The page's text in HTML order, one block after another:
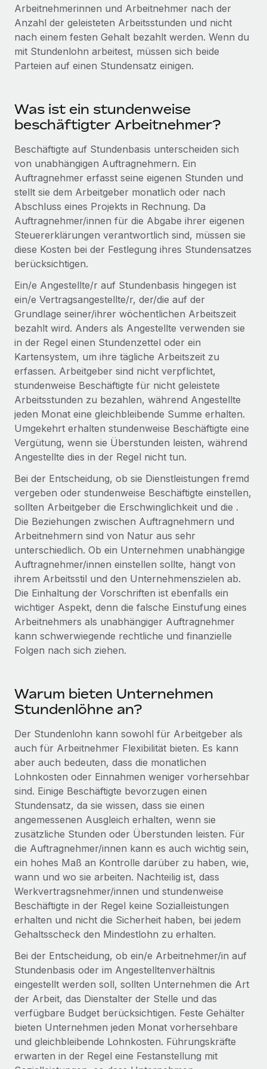
Globales Onboarding und Verwalten von
Freelancer:innen
PEO
Auslagern von komplexen HR-Aufgaben
Remote Embedded
Nahtlose Integration der HR in bestehende Abläufe
Plattform
Integrierte HR-Kernfunktionen für dein Team
Verknüpfen
Neu
Verknüpfung beliebiger KI-Tools mit Remote über unser
MCP
Integrationen
Prozessoptimierung mit unverzichtbaren Business-
DIENSTLEISTUNGEN
Frag unsere Expert:innen
Hilfe von Expert:innen für globale HR & Compliance
Background-Checks
Einfacheres Bewerber:innen-Screening
Compliance Watchtower
Lückenlose Compliance
Geräteverwaltung
Globale Bereitstellung und Verfolgung von IT-
Geräten
Gründung von Niederlassungen
Schnelle, rechtssichere Gründung von
Niederlassungen
Mobilität und Relocation
Mühelose Relocation von Mitarbeiter:innen
Benefits
Mühelose Verwaltung von Benefits
WACHSTUMSPHASE
Startups
Agile HR- und Payroll-Lösungen für wachsende
Mittelstand
Maßgeschneiderte HR-Lösungen, um Teams zu
vergrößern
Enterprise
Globale HR für Konzerne und Großunternehmen
PARTNER WERDEN
Strategische Technologiepartner
Flexible Einbettung von Global-HR-Funktionen in deine
Plattform
Partner werden
Entdecke die Möglichkeiten einer Partnerschaft
Remote Build
Demnächst verfügbar
Beratung zu Integrationen und KI-Automatisierung
So hat der KI-Vorreiter Weaviate sein Team mit
Remote um 120 % vergrößert
Weaviate auf einen Blick Weaviate entwickelt KI-basierte
Open-Source-Infrastrukturen. Das...
Mehr erfahren
Strategische Partnerschaft zwischen
Reverse Tech und Remote für Contractor
Management und Payroll
Reverse Tech auf einen Blick Das Gesundheits- und
Wellness-Startup Reverse Tech hat das globale...
Mehr erfahren
Gesamtbeschäftigungskosten
Honorarzahlungen berechnen
Informationen zu möglichen Währungen und
Abwicklungsfristen für globale Freelancer:innen
LERNEN MIT REMOTE
Forschung und Leitfäden
Fallstudien
HR-Glossar
Checklisten und Vorlagen
Bibliothek für Stellenbeschreibungen
Webinare
Newsroom
Informationen zu Gehältern und Qualifikationen
Insights Center
Hol dir Unterstützung
Alle Ressourcen anzeigen
BLOG
Globale Payroll
EOR und PEO
Contractor Management
Steuern
Den Blog erkunden
BLOG
Neues zu Remote-Produkten: Integration mit
Gusto und Zero und Contractor Management
Plus
Mehr erfahren
Wie Phiture 55 Mitarbeiter:innen in 19 Ländern
mit Remote verwaltet
Phiture ist der unumstrittene Marktführer im Bereich der
Wachstumsberatung für mobile Apps. Das...
Mehr erfahren
Nederlands
Français
Español
Português (Portugal)
日本語
한국어
中文（简体）
Anmelden
Arbeitnehmerinnen und Arbeitnehmer nach der
Anzahl der geleisteten Arbeitsstunden und nicht
nach einem festen Gehalt bezahlt werden. Wenn du
mit Stundenlohn arbeitest, müssen sich beide
Parteien auf einen Stundensatz einigen.
Was ist ein stundenweise
beschäftigter Arbeitnehmer?
Beschäftigte auf Stundenbasis unterscheiden sich
von unabhängigen Auftragnehmern. Ein
Auftragnehmer erfasst seine eigenen Stunden und
stellt sie dem Arbeitgeber monatlich oder nach
Abschluss eines Projekts in Rechnung. Da
Auftragnehmer/innen für die Abgabe ihrer eigenen
Steuererklärungen verantwortlich sind, müssen sie
diese Kosten bei der Festlegung ihres Stundensatzes
berücksichtigen.
Ein/e Angestellte/r auf Stundenbasis hingegen ist
ein/e Vertragsangestellte/r, der/die auf der
Grundlage seiner/ihrer wöchentlichen Arbeitszeit
bezahlt wird. Anders als Angestellte verwenden sie
in der Regel einen Stundenzettel oder ein
Kartensystem, um ihre tägliche Arbeitszeit zu
erfassen. Arbeitgeber sind nicht verpflichtet,
stundenweise Beschäftigte für nicht geleistete
Arbeitsstunden zu bezahlen, während Angestellte
jeden Monat eine gleichbleibende Summe erhalten.
Umgekehrt erhalten stundenweise Beschäftigte eine
Vergütung, wenn sie Überstunden leisten, während
Angestellte dies in der Regel nicht tun.
Bei der Entscheidung, ob sie Dienstleistungen fremd
vergeben oder stundenweise Beschäftigte einstellen,
sollten Arbeitgeber die Erschwinglichkeit und die .
Die Beziehungen zwischen Auftragnehmern und
Arbeitnehmern sind von Natur aus sehr
unterschiedlich. Ob ein Unternehmen unabhängige
Auftragnehmer/innen einstellen sollte, hängt von
ihrem Arbeitsstil und den Unternehmenszielen ab.
Die Einhaltung der Vorschriften ist ebenfalls ein
wichtiger Aspekt, denn die falsche Einstufung eines
Arbeitnehmers als unabhängiger Auftragnehmer
kann schwerwiegende rechtliche und finanzielle
Folgen nach sich ziehen.
Warum bieten Unternehmen
Stundenlöhne an?
Der Stundenlohn kann sowohl für Arbeitgeber als
auch für Arbeitnehmer Flexibilität bieten. Es kann
aber auch bedeuten, dass die monatlichen
Lohnkosten oder Einnahmen weniger vorhersehbar
sind. Einige Beschäftigte bevorzugen einen
Stundensatz, da sie wissen, dass sie einen
angemessenen Ausgleich erhalten, wenn sie
zusätzliche Stunden oder Überstunden leisten. Für
die Auftragnehmer/innen kann es auch wichtig sein,
ein hohes Maß an Kontrolle darüber zu haben, wie,
wann und wo sie arbeiten. Nachteilig ist, dass
Werkvertragsnehmer/innen und stundenweise
Beschäftigte in der Regel keine Sozialleistungen
erhalten und nicht die Sicherheit haben, bei jedem
Gehaltsscheck den Mindestlohn zu erhalten.
Bei der Entscheidung, ob ein/e Arbeitnehmer/in auf
Stundenbasis oder im Angestelltenverhältnis
eingestellt werden soll, sollten Unternehmen die Art
der Arbeit, das Dienstalter der Stelle und das
verfügbare Budget berücksichtigen. Feste Gehälter
bieten Unternehmen jeden Monat vorhersehbare
und gleichbleibende Lohnkosten. Führungskräfte
erwarten in der Regel eine Festanstellung mit